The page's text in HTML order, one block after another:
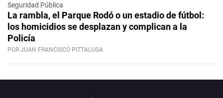
Seguridad Pública
La rambla, el Parque Rodó o un estadio de fútbol:
los homicidios se desplazan y complican a la
Policía
POR JUAN FRANCISCO PITTALUGA